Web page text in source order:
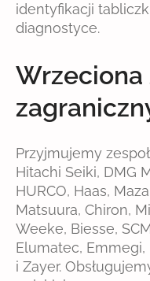
identyfikacji
diagnostyce.
Wrzeciona
Przyjmujemy
Hitachi Seiki, DMG
HURCO, Haas,
Matsuura, Chiron,
Weeke, Biesse,
Elumatec,
i Zayer.